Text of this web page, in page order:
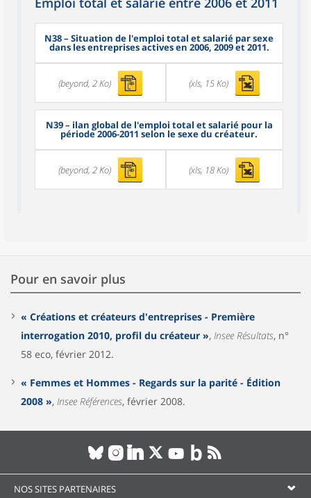
N38– Situation de l'emploi total et salarié par sexe
dans les entreprises actives en 2006, 2009 et 2011.
(beyond, 2 Ko) (xls, 15 Ko)
N39– ilan global de l'emploi total et salarié pour la
période 2006-2011 selon le sexe du créateur.
(beyond, 2 Ko) (xls, 18 Ko)
Pour en savoir plus
« Créations et créateurs d'entreprises - Première
interrogation 2010, profil du créateur », Insee Résultats, n°
58 eco, février 2012.
« Femmes et Hommes - Regards sur la parité - Édition
2008 », Insee Références, février 2008.
NOS SITES PARTENAIRES